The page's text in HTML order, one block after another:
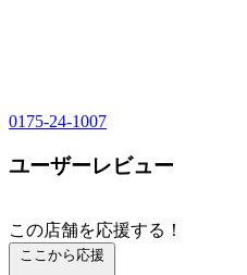
0175-24-1007
ユーザーレビュー
この店舗を応援する！
ここから応援